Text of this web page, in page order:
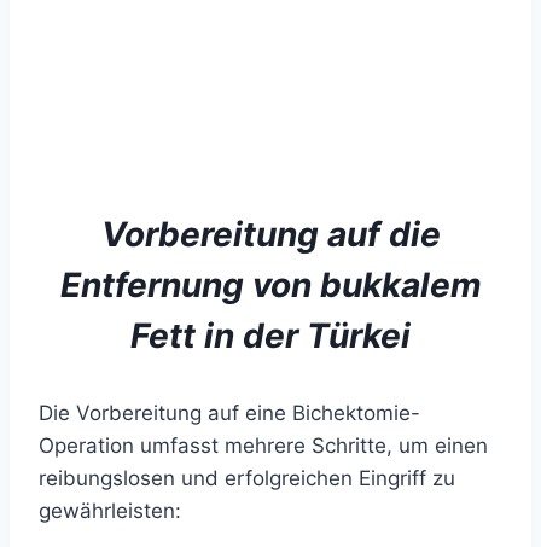
Vorbereitung aufdie
Entfernung von bukkalem
Fett in der Türkei
Die Vorbereitung auf eine Bichektomie-
Operation umfasst mehrere Schritte, um einen
reibungslosen und erfolgreichen Eingriff zu
gewährleisten: